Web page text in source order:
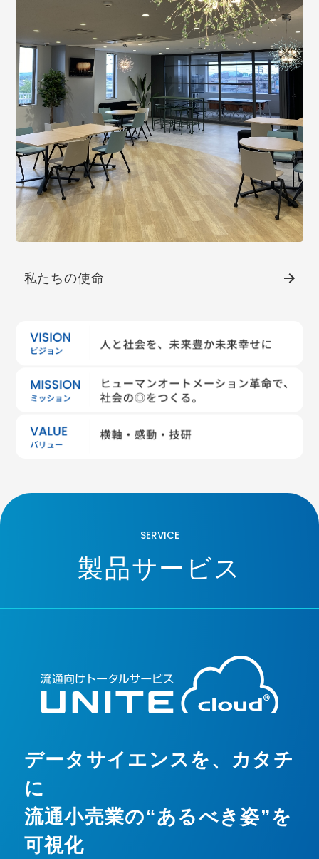
私たちの使命
SERVICE
製品サービス
データサイエンスを、カタチ
に
流通小売業の“あるべき姿”を
可視化